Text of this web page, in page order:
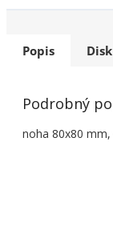
Popis
Podrobný
noha 80x80